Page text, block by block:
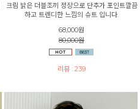
크림 밝은 더블조끼 정장으로 단추가 포인트깔끔
하고 트렌디한 느낌의 슈트 입니다.
68,000원
80,000원
리뷰 : 239